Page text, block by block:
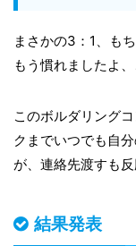
まさかの3：1、も
もう慣れましたよ
このボルダリング
クまでいつでも自
が、連絡先渡すも反
結果発表